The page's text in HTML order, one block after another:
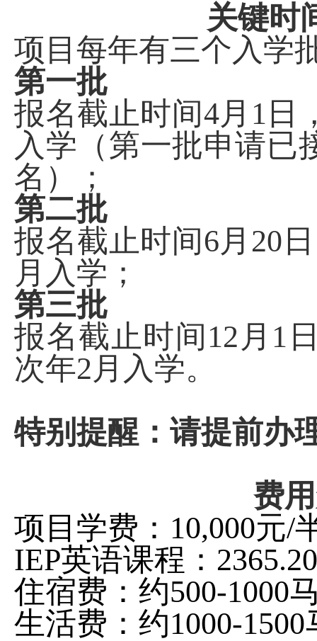
关键时
项目每年有三个入学
第一批
报名截止时间4月 1 日
入学（第一批申请已
名）；
第二批
报名截止时间 6月 20
月入学；
第三批
报名截止时间 12 月 1
次年2 月入学。
特别提醒：请提前办
费
项目学费： 10,000元/
IEP英语课程： 2365.20
住宿费：约500-1000
生活费：约1000-1500